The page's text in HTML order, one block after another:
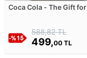
Coca Cola - The Gift for
588,82 TL
499,00 TL